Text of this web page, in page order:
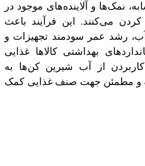
نمک‌ها و آلاینده‌های موجود در
می‌کنند. این فرآیند باعث
رشد عمر سودمند تجهیزات و
بهداشتی کالاها غذایی
از آب شیرین کن‌ها به
و مطمئن جهت صنف غذایی کمک